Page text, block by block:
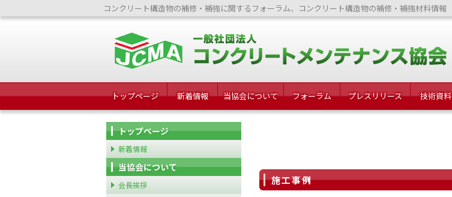
コンクリート構造物の補修・補強に関するフォーラム、コンクリート構造物の補修・補強材料情報
トップページ 新着情報 当協会について フォーラム プレスリリース 技術資料
施工事例
トップページ
新着情報
当協会について
会長挨拶